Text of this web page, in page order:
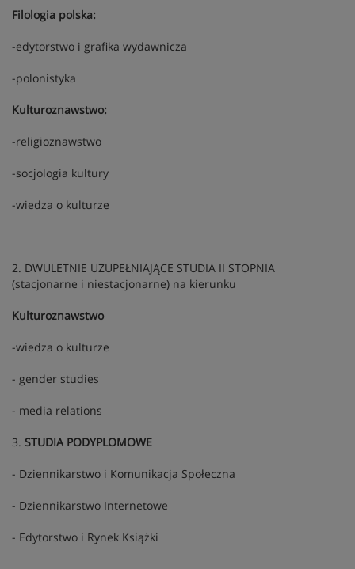
Filologia polska:
-edytorstwo i grafika wydawnicza
-polonistyka
Kulturoznawstwo:
-religioznawstwo
-socjologia kultury
-wiedza o kulturze
2. DWULETNIE UZUPEŁNIAJĄCE STUDIA II STOPNIA
(stacjonarne i niestacjonarne) na kierunku
Kulturoznawstwo
-wiedza o kulturze
- gender studies
- media relations
3. STUDIA PODYPLOMOWE
- Dziennikarstwo i Komunikacja Społeczna
- Dziennikarstwo Internetowe
- Edytorstwo i Rynek Książki